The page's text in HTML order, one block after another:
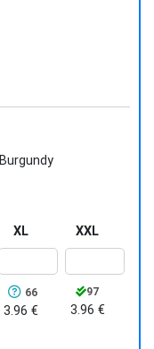
Burgundy
XL
66
3.96 €
XXL
97
3.96 €